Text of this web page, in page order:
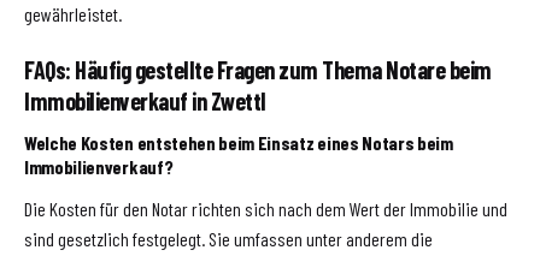
gewährleistet.
FAQs: Häufig gestellte Fragen zum Thema Notare beim
Immobilienverkauf in Zwettl
Welche Kosten entstehen beim Einsatz eines Notars beim
Immobilienverkauf?
Die Kosten für den Notar richten sich nach dem Wert der Immobilie und
sind gesetzlich festgelegt. Sie umfassen unter anderem die